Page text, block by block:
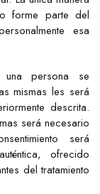
forme parte del
esa
persona se
mismas les será
descrita.
será necesario
será
ofrecido
del tratamiento